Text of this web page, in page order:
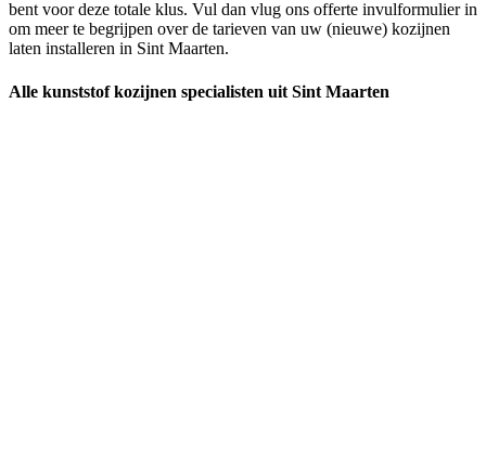
bent voor deze totale klus. Vul dan vlug ons offerte invulformulier in
om meer te begrijpen over de tarieven van uw (nieuwe) kozijnen
laten installeren in Sint Maarten.
Alle kunststof kozijnen specialisten uit Sint Maarten